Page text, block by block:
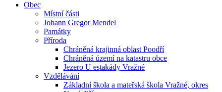
Obec
Místní části
Johann Gregor Mendel
Památky
Příroda
Chráněná krajinná oblast Poodří
Chráněná území na katastru obce
Jezero U estakády Vražné
Vzdělávání
Základní škola a mateřská škola Vražné, okres